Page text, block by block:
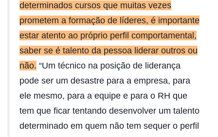
determinados cursos que muitas vezes
prometem a formação de líderes, é importante
estar atento ao próprio perfil comportamental,
saber se é talento da pessoa liderar outros ou
não. “Um técnico na posição de liderança
pode ser um desastre para a empresa, para
ele mesmo, para a equipe e para o RH que
tem que ficar tentando desenvolver um talento
determinado em quem não tem sequer o perfil